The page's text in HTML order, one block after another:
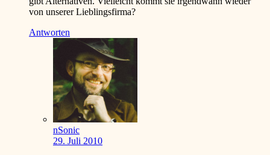
von unserer Lieblingsfirma?
Antworten
nSonic
29. Juli 2010